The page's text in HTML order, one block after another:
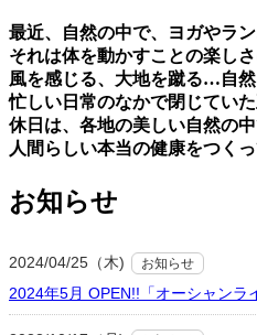
最近、⾃然の中で、ヨガやラ
それは体を動かすことの楽し
⾵を感じる、⼤地を蹴る…⾃然
忙しい⽇常のなかで閉じてい
休⽇は、各地の美しい⾃然の
⼈間らしい本当の健康をつくっ
お知らせ
2024/04/25（木) お知らせ
2024年5月 OPEN!!「オーシャンラ